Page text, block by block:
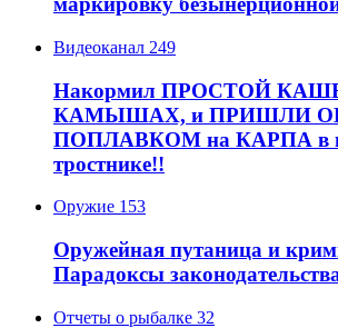
Видеоканал 249
Накормил ПРОСТОЙ
КАМЫШАХ, и ПРИШЛИ
ПОПЛАВКОМ на КАРПА в
тростнике!!
Оружие 153
Оружейная путаница и
Парадоксы
Отчеты о рыбалке 32